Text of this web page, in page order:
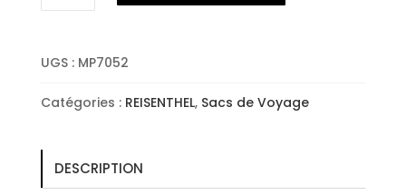
REISENTHEL
Twist
Silver
UGS : MP7052
Catégories : REISENTHEL, Sacs de Voyage
DESCRIPTION